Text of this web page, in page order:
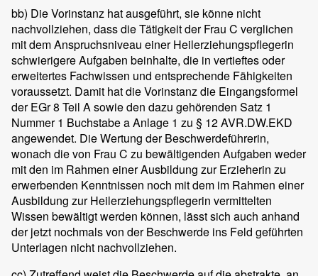
bb) Die Vorinstanz hat ausgeführt, sie könne nicht
nachvollziehen, dass die Tätigkeit der Frau C verglichen
mit dem Anspruchsniveau einer Heilerziehungspflegerin
schwierigere Aufgaben beinhalte, die in vertieftes oder
erweitertes Fachwissen und entsprechende Fähigkeiten
voraussetzt. Damit hat die Vorinstanz die Eingangsformel
der EGr 8 Teil A sowie den dazu gehörenden Satz 1
Nummer 1 Buchstabe a Anlage 1 zu § 12 AVR.DW.EKD
angewendet. Die Wertung der Beschwerdeführerin,
wonach die von Frau C zu bewältigenden Aufgaben weder
mit den im Rahmen einer Ausbildung zur Erzieherin zu
erwerbenden Kenntnissen noch mit dem im Rahmen einer
Ausbildung zur Heilerziehungspflegerin vermittelten
Wissen bewältigt werden können, lässt sich auch anhand
der jetzt nochmals von der Beschwerde ins Feld geführten
Unterlagen nicht nachvollziehen.